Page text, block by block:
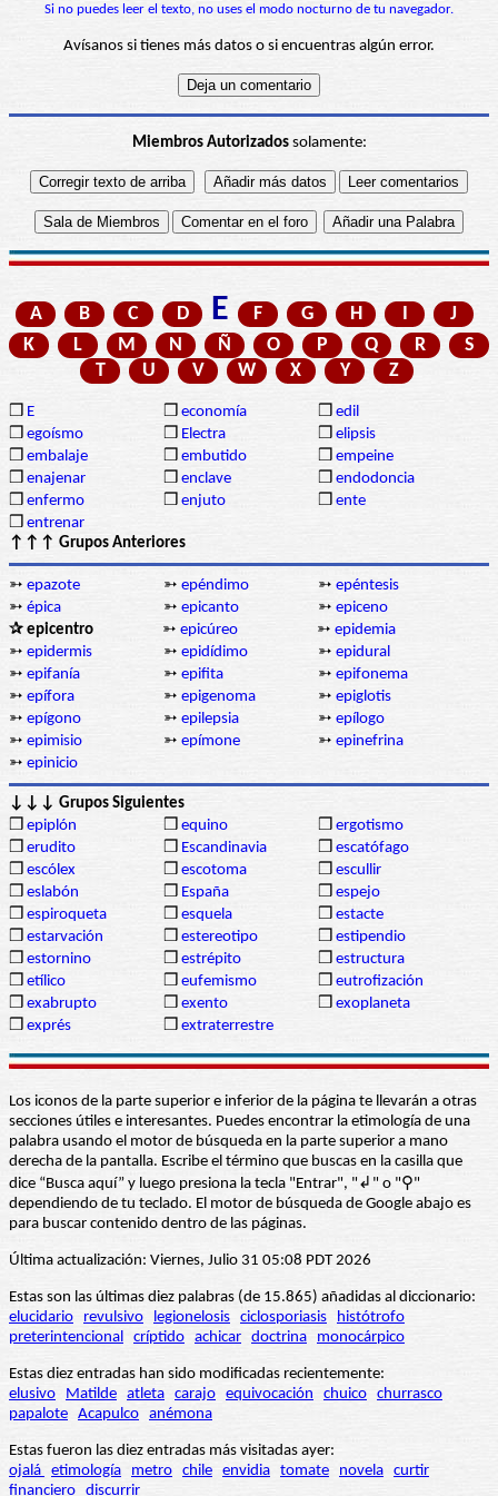
Si no puedes leer el texto, no uses el modo nocturno de tu navegador.
Avísanos si tienes más datos o si encuentras algún error.
Miembros Autorizadossolamente:
A B C D E F G H I
J
K
L M N Ñ O P Q R
S
T
U V W X Y Z
❒ E ❒ economía ❒ edil
❒ egoísmo ❒ Electra ❒ elipsis
❒ embalaje ❒ embutido ❒ empeine
❒ enajenar ❒ enclave ❒ endodoncia
❒ enfermo ❒ enjuto ❒ ente
❒ entrenar
↑↑↑ Grupos Anteriores
➳ epazote ➳ epéndimo ➳ epéntesis
➳ épica ➳ epicanto ➳ epiceno
✰ epicentro
➳ epicúreo ➳ epidemia
➳ epidermis ➳ epidídimo ➳ epidural
➳ epifanía ➳ epifita ➳ epifonema
➳ epífora ➳ epigenoma ➳ epiglotis
➳ epígono ➳ epilepsia ➳ epílogo
➳ epimisio ➳ epímone ➳ epinefrina
➳ epinicio
↓↓↓ Grupos Siguientes
❒ epiplón ❒ equino ❒ ergotismo
❒ erudito ❒ Escandinavia ❒ escatófago
❒ escólex ❒ escotoma ❒ escullir
❒ eslabón ❒ España ❒ espejo
❒ espiroqueta ❒ esquela ❒ estacte
❒ estarvación ❒ estereotipo ❒ estipendio
❒ estornino ❒ estrépito ❒ estructura
❒ etílico ❒ eufemismo ❒ eutrofización
❒ exabrupto ❒ exento ❒ exoplaneta
❒ exprés ❒ extraterrestre
Los iconos de la parte superior e inferior de la página te llevarán a otras
secciones útiles e interesantes. Puedes encontrar la etimología de una
palabra usando el motor de búsqueda en la parte superior a mano
derecha de la pantalla. Escribe el término que buscas en la casilla que
dice “Busca aquí” y luego presiona la tecla "Entrar", "↲" o "⚲"
dependiendo de tu teclado. El motor de búsqueda de Google abajo es
para buscar contenido dentro de las páginas.
Última actualización: Viernes, Julio 31 05:08 PDT 2026
Estas son las últimas diez palabras (de 15.865) añadidas al diccionario:
elucidario
revulsivo legionelosis ciclosporiasis
histótrofo
preterintencional críptido achicar doctrina monocárpico
Estas diez entradas han sido modificadas recientemente:
elusivo
Matilde atleta carajo equivocación chuico churrasco
papalote Acapulco anémona
Estas fueron las diez entradas más visitadas ayer:
ojalá etimología metro chile envidia tomate novela curtir
financiero discurrir